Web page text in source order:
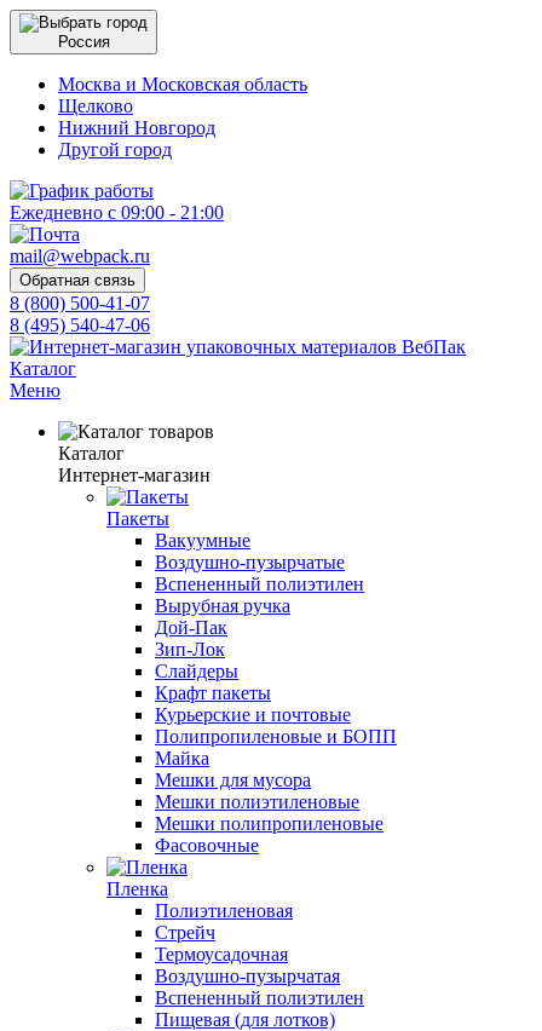
Россия
Москва и Московская область
Щелково
Нижний Новгород
Другой город
Ежедневно с 09:00 - 21:00
mail@webpack.ru
Обратная связь
8 (800) 500-41-07
8 (495) 540-47-06
Каталог
Меню
Каталог
Интернет-магазин
Пакеты
Вакуумные
Воздушно-пузырчатые
Вспененный полиэтилен
Вырубная ручка
Дой-Пак
Зип-Лок
Слайдеры
Крафт пакеты
Курьерские и почтовые
Полипропиленовые и БОПП
Майка
Мешки для мусора
Мешки полиэтиленовые
Мешки полипропиленовые
Фасовочные
Пленка
Полиэтиленовая
Стрейч
Термоусадочная
Воздушно-пузырчатая
Вспененный полиэтилен
Пищевая (для лотков)